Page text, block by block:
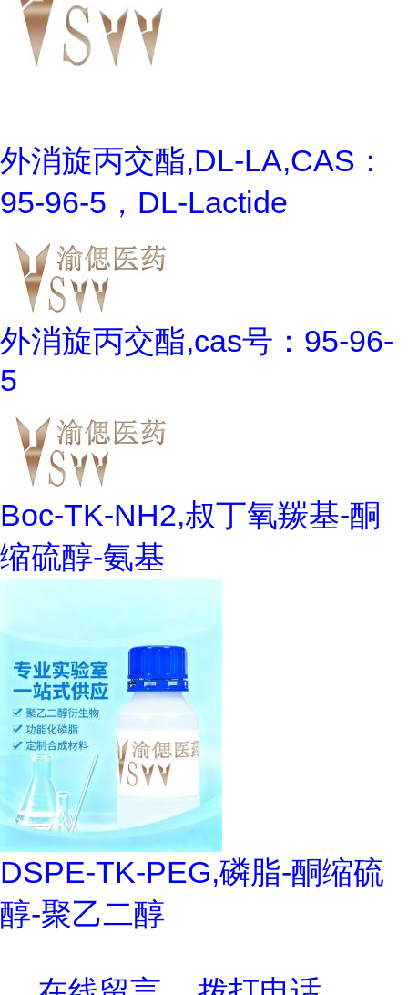
外消旋丙交酯,DL-LA,CAS：
95-96-5，DL-Lactide
外消旋丙交酯,cas号：95-96-
5
Boc-TK-NH2,叔丁氧羰基-酮
缩硫醇-氨基
DSPE-TK-PEG,磷脂-酮缩硫
醇-聚乙二醇